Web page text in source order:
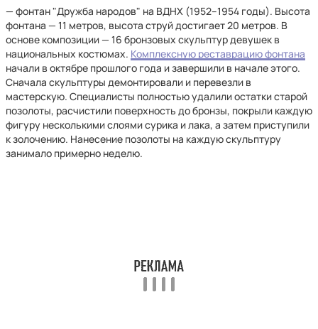
— фонтан "Дружба народов" на ВДНХ (1952–1954 годы). Высота
фонтана — 11 метров, высота струй достигает 20 метров. В
основе композиции — 16 бронзовых скульптур девушек в
национальных костюмах. Комплексную реставрацию фонтана
начали в октябре прошлого года и завершили в начале этого.
Сначала скульптуры демонтировали и перевезли в
мастерскую. Специалисты полностью удалили остатки старой
позолоты, расчистили поверхность до бронзы, покрыли каждую
фигуру несколькими слоями сурика и лака, а затем приступили
к золочению. Нанесение позолоты на каждую скульптуру
занимало примерно неделю.